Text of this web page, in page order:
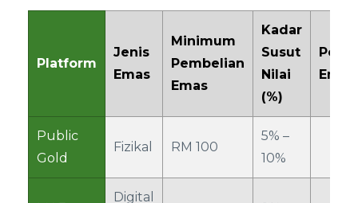
Platform
Jenis
Emas
Minimum
Pembelian
Emas
Kadar
Susut
Nilai
(%)
Public
Gold
Fizikal RM 100
5% –
10%
Digital